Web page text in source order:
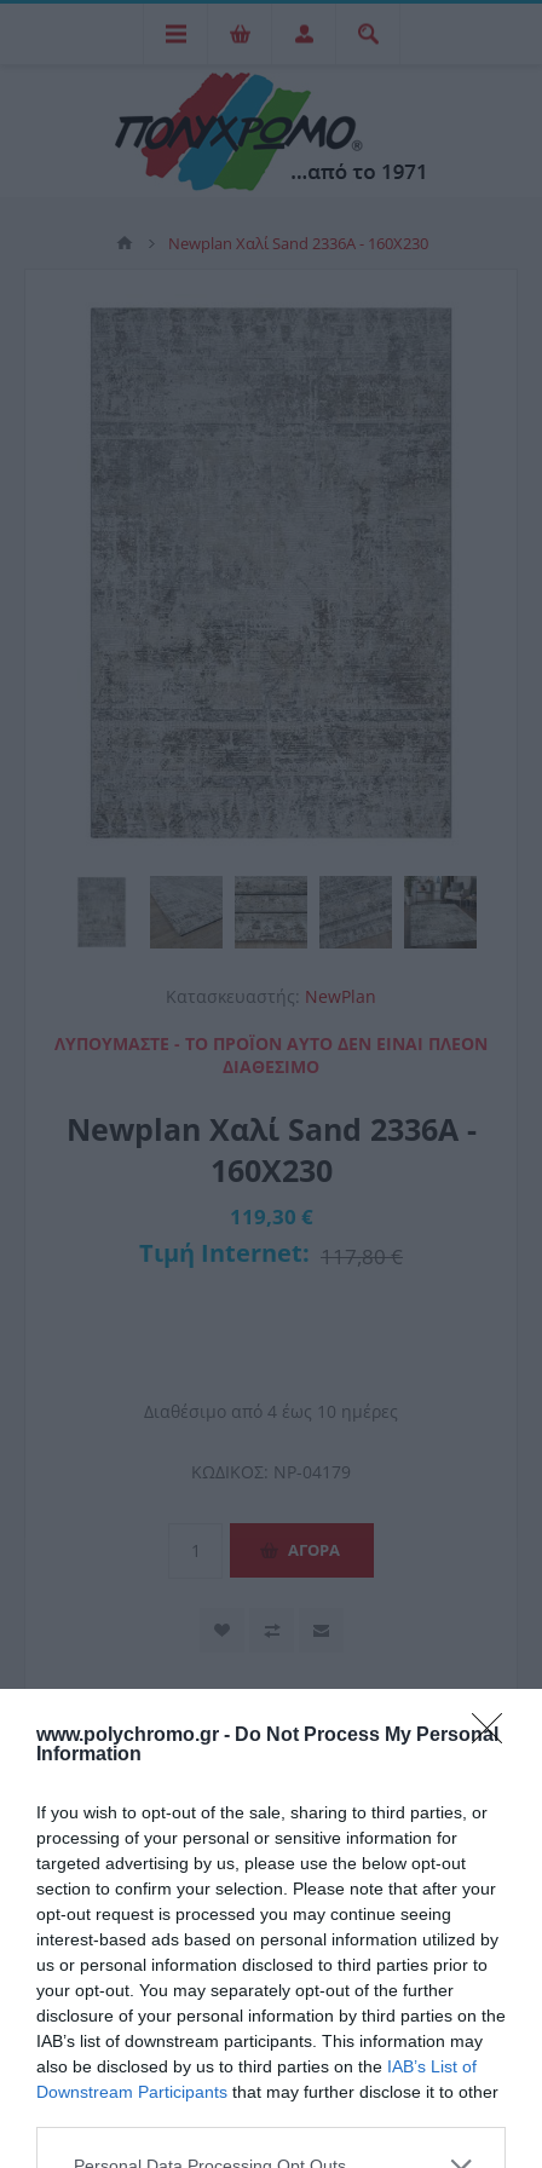
www.polychromo.gr - Do Not Process My Personal
Information
If you wish to opt-out of the sale, sharing to third parties, or
processing of your personal or sensitive information for
targeted advertising by us, please use the below opt-out
section to confirm your selection. Please note that after your
opt-out request is processed you may continue seeing
interest-based ads based on personal information utilized by
us or personal information disclosed to third parties prior to
your opt-out. You may separately opt-out of the further
disclosure of your personal information by third parties on the
IAB’s list of downstream participants. This information may
also be disclosed by us to third parties on the IAB’s List of
Downstream Participants that may further disclose it to other
Please note that this website/app uses one or more Google
Newplan Χαλί Sand 2336A - 160X230
Κατασκευαστής: NewPlan
ΛΥΠΟΎΜΑΣΤΕ - ΤΟ ΠΡΟΪΌΝ ΑΥΤΌ ΔΕΝ ΕΊΝΑΙ ΠΛΈΟΝ
ΔΙΑΘΈΣΙΜΟ
Newplan Χαλί Sand 2336A -
160X230
119,30 €
Τιμή Internet: 117,80 €
Διαθέσιμο από 4 έως 10 ημέρες
ΚΩΔΙΚΟΣ: NP-04179
ΠΕΡΙΓΡΑΦΉ
ΧΑΡΑΚΤΗΡΙΣΤΙΚΆ
ΚΌΣΤΟΣ ΜΕΤΑΦΟΡΙΚΏΝ